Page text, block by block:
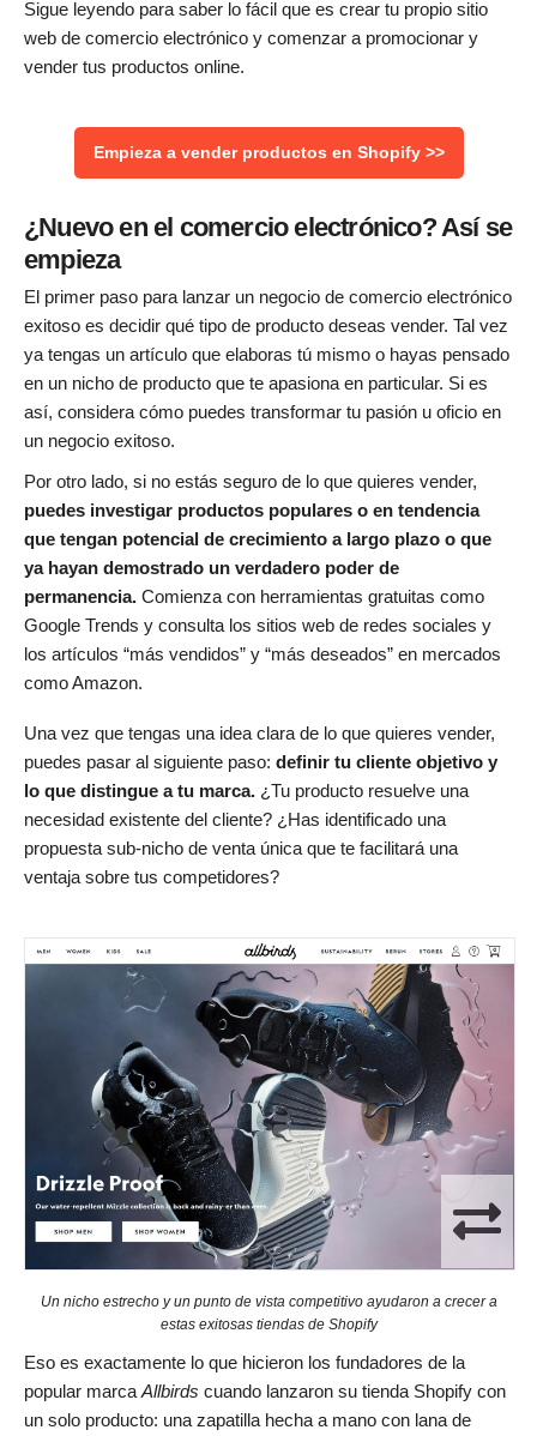
Sigue leyendo para saber lo fácil que es crear tu propio sitio
web de comercio electrónico y comenzar a promocionar y
vender tus productos online.
Empieza a vender productos en Shopify >>
¿Nuevo en el comercio electrónico? Así se
empieza
El primer paso para lanzar un negocio de comercio electrónico
exitoso es decidir qué tipo de producto deseas vender. Tal vez
ya tengas un artículo que elaboras tú mismo o hayas pensado
en un nicho de producto que te apasiona en particular. Si es
así, considera cómo puedes transformar tu pasión u oficio en
un negocio exitoso.
Por otro lado, si no estás seguro de lo que quieres vender,
puedes investigar productos populares o en tendencia
que tengan potencial de crecimiento a largo plazo o que
ya hayan demostrado un verdadero poder de
permanencia. Comienza con herramientas gratuitas como
Google Trends y consulta los sitios web de redes sociales y
los artículos “más vendidos” y “más deseados” en mercados
como Amazon.
Una vez que tengas una idea clara de lo que quieres vender,
puedes pasar al siguiente paso: definir tu cliente objetivo y
lo que distingue a tu marca. ¿Tu producto resuelve una
necesidad existente del cliente? ¿Has identificado una
propuesta sub-nicho de venta única que te facilitará una
ventaja sobre tus competidores?
Un nicho estrecho y un punto de vista competitivo ayudaron a crecer a
estas exitosas tiendas de Shopify
Eso es exactamente lo que hicieron los fundadores de la
popular marca Allbirds cuando lanzaron su tienda Shopify con
un solo producto: una zapatilla hecha a mano con lana de